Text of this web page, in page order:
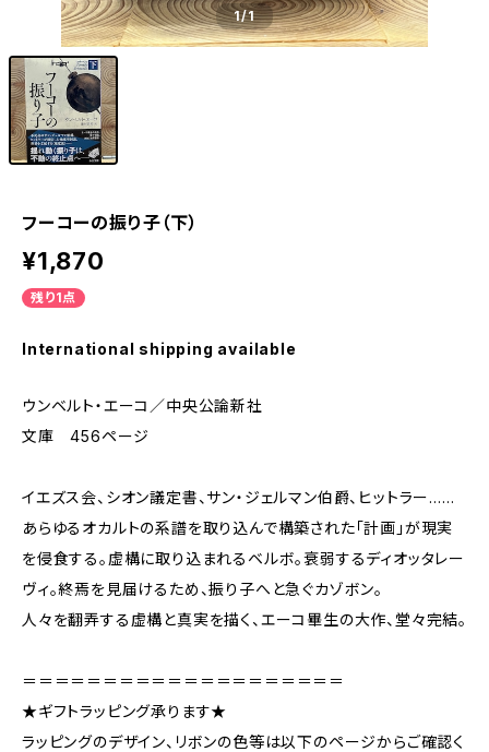
1/1
フーコーの振り子（下）
¥1,870
残り1点
International shipping available
ウンベルト・エーコ／中央公論新社
文庫 456ページ
イエズス会、シオン議定書、サン・ジェルマン伯爵、ヒットラー……
あらゆるオカルトの系譜を取り込んで構築された「計画」が現実
を侵食する。虚構に取り込まれるベルボ。衰弱するディオッタレー
ヴィ。終焉を見届けるため、振り子へと急ぐカゾボン。
人々を翻弄する虚構と真実を描く、エーコ畢生の大作、堂々完結。
＝＝＝＝＝＝＝＝＝＝＝＝＝＝＝＝＝＝＝＝
★ギフトラッピング承ります★
ラッピングのデザイン、リボンの色等は以下のページからご確認く